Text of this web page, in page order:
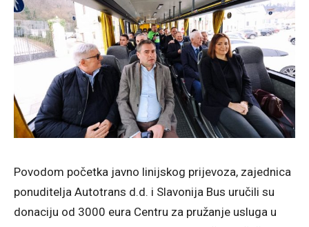
Povodom početka javno linijskog prijevoza, zajednica
ponuditelja Autotrans d.d. i Slavonija Bus uručili su
donaciju od 3000 eura Centru za pružanje usluga u